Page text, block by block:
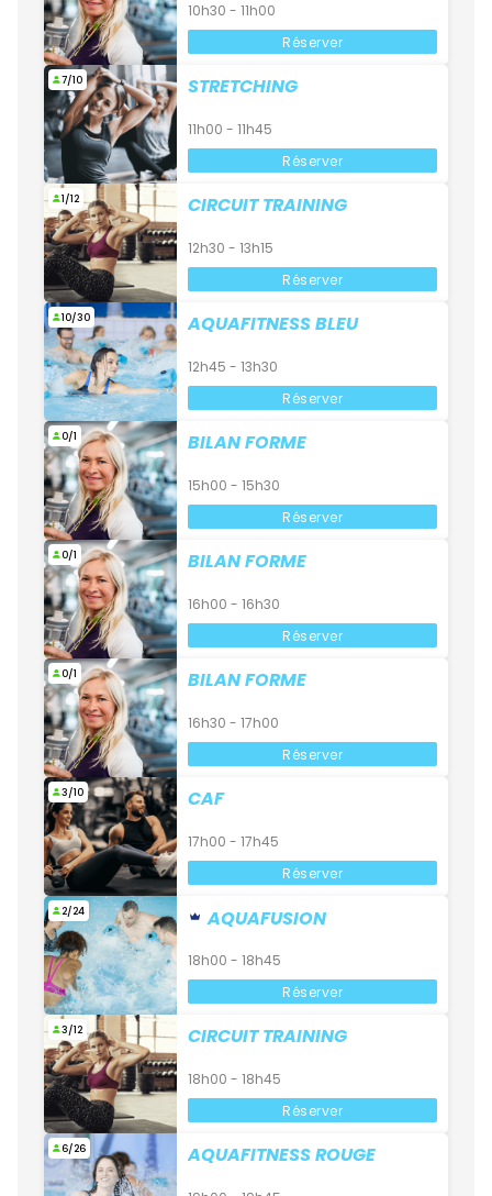
10h30 - 11h00
Réserver
7/10 STRETCHING
11h00 - 11h45
Réserver
1/12 CIRCUIT TRAINING
12h30 - 13h15
Réserver
10/30 AQUAFITNESS BLEU
12h45 - 13h30
Réserver
0/1 BILAN FORME
15h00 - 15h30
Réserver
0/1 BILAN FORME
16h00 - 16h30
Réserver
0/1 BILAN FORME
16h30 - 17h00
Réserver
3/10 CAF
17h00 - 17h45
Réserver
2/24 AQUAFUSION
18h00 - 18h45
Réserver
3/12 CIRCUIT TRAINING
18h00 - 18h45
Réserver
6/26 AQUAFITNESS ROUGE